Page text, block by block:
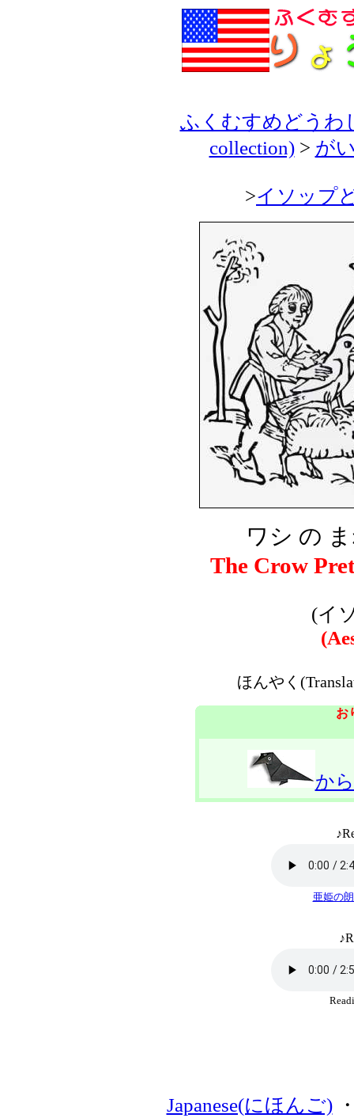
ふくむすめどうわ
collection)> が
>イソップ
ワシ の
The Crow
(イ
ほんやく
お
か
亜姫の
Japanese(にほんご)